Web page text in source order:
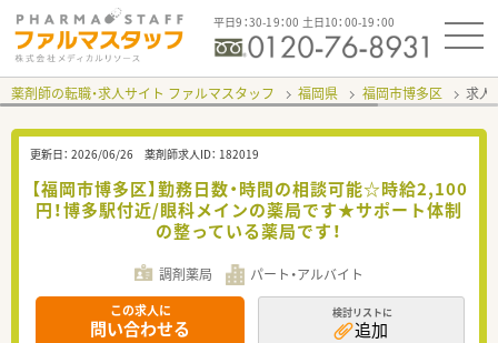
平日9：30-19：00 土日10：00-19：00
薬剤師の転職・求人サイト ファルマスタッフ 福岡県 福岡市博多区 求人
更新日： 2026/06/26 薬剤師求人ID： 182019
【福岡市博多区】勤務日数・時間の相談可能☆時給2,100
円！博多駅付近/眼科メインの薬局です★サポート体制
の整っている薬局です！
調剤薬局 パート・アルバイト
この求人に
問い合わせる
検討リストに
追加